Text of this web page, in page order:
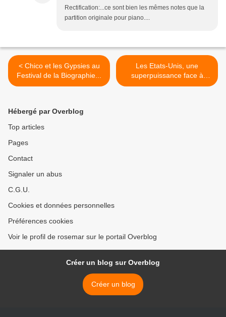
Rectification:...ce sont bien les mêmes notes que la
partition originale pour piano....
< Chico et les Gypsies au
Festival de la Biographie...
Les Etats-Unis, une
superpuissance face à
l'Europe... >
Hébergé par Overblog
Top articles
Pages
Contact
Signaler un abus
C.G.U.
Cookies et données personnelles
Préférences cookies
Voir le profil de rosemar sur le portail Overblog
Créer un blog sur Overblog
Créer un blog